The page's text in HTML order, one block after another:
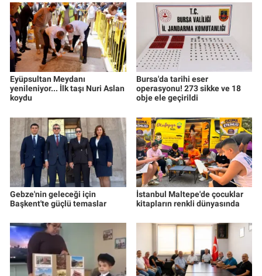
Eyüpsultan Meydanı
yenileniyor... İlk taşı Nuri Aslan
koydu
Bursa'da tarihi eser
operasyonu! 273 sikke ve 18
obje ele geçirildi
Gebze'nin geleceği için
Başkent'te güçlü temaslar
İstanbul Maltepe'de çocuklar
kitapların renkli dünyasında